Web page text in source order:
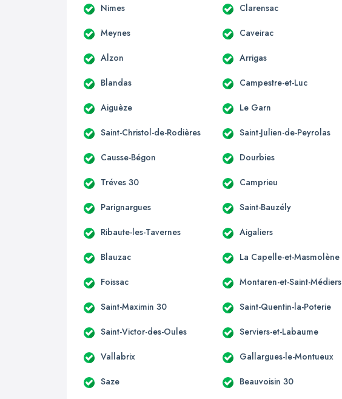
Nimes Clarensac
Meynes Caveirac
Alzon Arrigas
Blandas Campestre-et-Luc
Aiguèze Le Garn
Saint-Christol-de-Rodières Saint-Julien-de-Peyrolas
Causse-Bégon Dourbies
Tréves 30 Camprieu
Parignargues Saint-Bauzély
Ribaute-les-Tavernes Aigaliers
Blauzac La Capelle-et-Masmolène
Foissac Montaren-et-Saint-Médiers
Saint-Maximin 30 Saint-Quentin-la-Poterie
Saint-Victor-des-Oules Serviers-et-Labaume
Vallabrix Gallargues-le-Montueux
Saze Beauvoisin 30